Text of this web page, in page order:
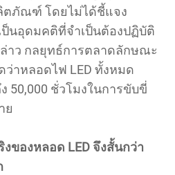
ตภัณฑ์ โดยไม่ได้ชี้แจง
ป็นอุดมคติที่จำเป็นต้องปฏิบัติ
าว กลยุทธ์การตลาดลักษณะ
ว่าหลอดไฟ LED ทั้งหมด
50,000 ชั่วโมงในการขับขี่
ย
ของหลอด LED จึงสั้นกว่า